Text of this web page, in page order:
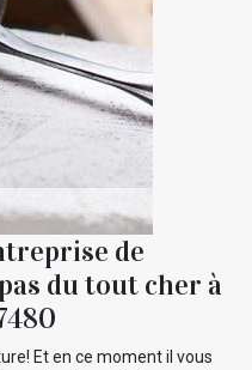
de
du tout cher à
Et en ce moment il vous